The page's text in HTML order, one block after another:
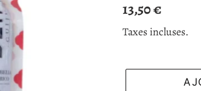
Prix
normal
13,50 €
Taxes incluses.